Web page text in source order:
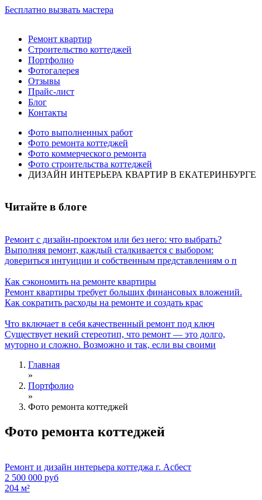
Бесплатно вызвать мастера
Ремонт квартир
Строительство коттеджей
Портфолио
Фотогалерея
Отзывы
Прайс-лист
Блог
Контакты
Фото выполненных работ
Фото ремонта коттеджей
Фото коммерческого ремонта
Фото строительства коттеджей
ДИЗАЙН ИНТЕРЬЕРА КВАРТИР В ЕКАТЕРИНБУРГЕ
Читайте в блоге
Ремонт с дизайн-проектом или без него: что выбрать?
Выполняя ремонт, каждый сталкивается с выбором:
довериться интуиции и собственным представлениям о п
Как сэкономить на ремонте квартиры
Ремонт квартиры требует больших финансовых вложений.
Как сократить расходы на ремонте и создать крас
Что включает в себя качественный ремонт под ключ
Существует некий стереотип, что ремонт — это долго,
муторно и сложно. Возможно и так, если вы своими
Вы здесь
Главная
»
Портфолио
»
Фото ремонта коттеджей
Фото ремонта коттеджей
Ремонт и дизайн интерьера коттеджа г. Асбест
2 500 000 руб
204 м²